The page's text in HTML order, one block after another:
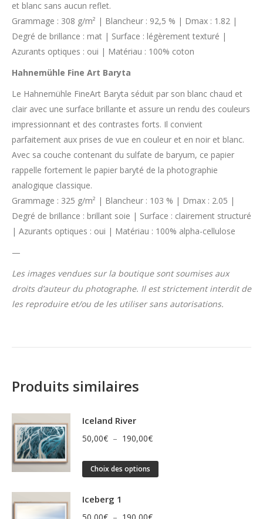
et blanc sans aucun reflet.
Grammage : 308 g/m² | Blancheur : 92,5 % | Dmax : 1.82 |
Degré de brillance : mat | Surface : légèrement texturé |
Azurants optiques : oui | Matériau : 100% coton
Hahnemühle Fine Art Baryta
Le Hahnemühle FineArt Baryta séduit par son blanc chaud et
clair avec une surface brillante et assure un rendu des couleurs
impressionnant et des contrastes forts. Il convient
parfaitement aux prises de vue en couleur et en noir et blanc.
Avec sa couche contenant du sulfate de baryum, ce papier
rappelle fortement le papier baryté de la photographie
analogique classique.
Grammage : 325 g/m² | Blancheur : 103 % | Dmax : 2.05 |
Degré de brillance : brillant soie | Surface : clairement structuré
| Azurants optiques : oui | Matériau : 100% alpha-cellulose
—
Les images vendues sur la boutique sont soumises aux
droits d’auteur du photographe. Il est strictement interdit de
les reproduire et/ou de les utiliser sans autorisations.
Produits similaires
Iceland River
50,00€ – 190,00€Plage
190,00€
Choix des options
Iceberg 1
50,00€ – 190,00€Plage